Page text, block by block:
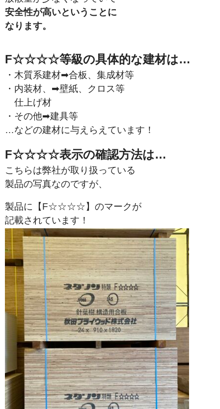
安全性が高いということに
なります。
F☆☆☆☆等級の具体的な建材は…
・木質系建材➡合板、集成材等
・内装材、➡壁紙、クロス等
仕上げ材
・その他➡建具等
…などの建材に与えらえています！
F☆☆☆☆表示の確認方法は…
こちらは弊社が取り扱っている
製品の写真なのですが、
製品に【F☆☆☆☆】のマークが
記載されています！